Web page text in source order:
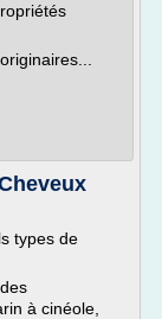
types de
à cinéole,